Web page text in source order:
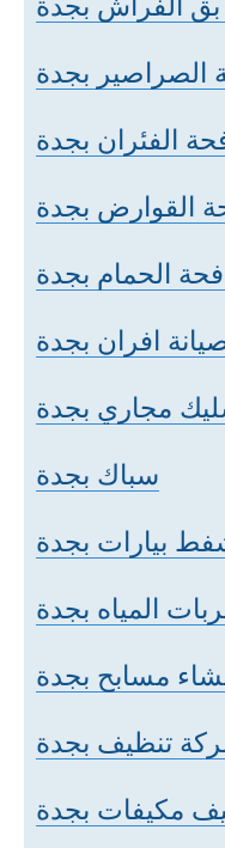
الصراصير بجدة
الفئران بجدة
القوارض بجدة
الحمام بجدة
افران بجدة
مجاري بجدة
سباك بجدة
بيارات بجدة
المياه بجدة
مسابح بجدة
تنظيف بجدة
مكيفات بجدة